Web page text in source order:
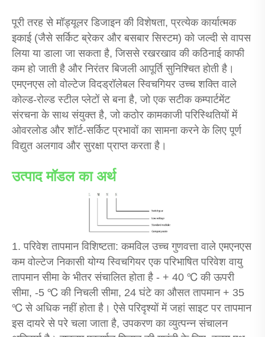
पूरी तरह से मॉड्यूलर डिजाइन की विशेषता, प्रत्येक कार्यात्मक
इकाई (जैसे सर्किट ब्रेकर और बसबार सिस्टम) को जल्दी से वापस
लिया या डाला जा सकता है, जिससे रखरखाव की कठिनाई काफी
कम हो जाती है और निरंतर बिजली आपूर्ति सुनिश्चित होती है।
एमएनएस लो वोल्टेज विदड्रॉलेबल स्विचगियर उच्च शक्ति वाले
कोल्ड-रोल्ड स्टील प्लेटों से बना है, जो एक सटीक कम्पार्टमेंट
संरचना के साथ संयुक्त है, जो कठोर कामकाजी परिस्थितियों में
ओवरलोड और शॉर्ट-सर्किट प्रभावों का सामना करने के लिए पूर्ण
विद्युत अलगाव और सुरक्षा प्राप्त करता है।
उत्पाद मॉडल का अर्थ
1. परिवेश तापमान विशिष्टता: कमविल उच्च गुणवत्ता वाले एमएनएस
कम वोल्टेज निकासी योग्य स्विचगियर एक परिभाषित परिवेश वायु
तापमान सीमा के भीतर संचालित होता है - + 40 ℃ की ऊपरी
सीमा, -5 ℃ की निचली सीमा, 24 घंटे का औसत तापमान + 35
℃ से अधिक नहीं होता है। ऐसे परिदृश्यों में जहां साइट पर तापमान
इस दायरे से परे चला जाता है, उपकरण का व्युत्पन्न संचालन